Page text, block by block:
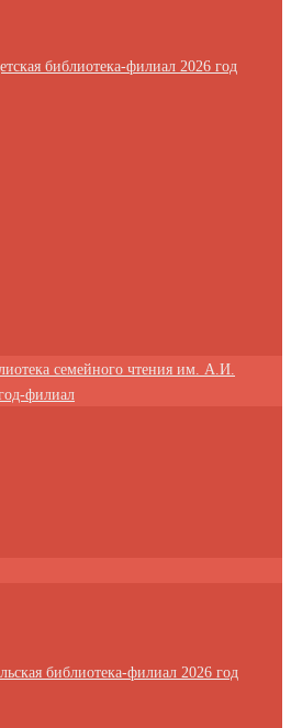
библиотека-филиал 2026 год
семейного чтения им. А.И.
филиал
библиотека-филиал 2026 год